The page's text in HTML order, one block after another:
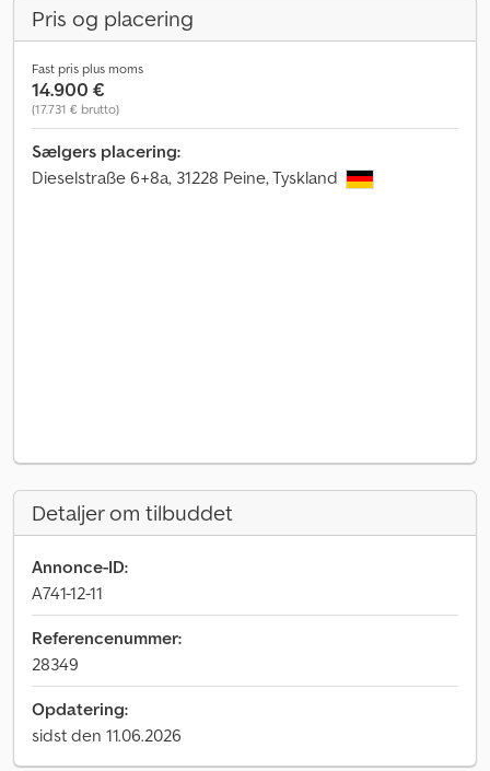
Pris og placering
Fast pris plus moms
14.900 €
(17.731 € brutto)
Sælgers placering:
Dieselstraße 6+8a, 31228 Peine, Tyskland
Detaljer om tilbuddet
Annonce-ID:
A741-12-11
Referencenummer:
28349
Opdatering:
sidst den 11.06.2026